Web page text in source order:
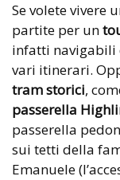
Se volete vivere
partite per un
infatti navigabili
vari itinerari.
tram storici,
passerella
passerella
sui tetti della
Emanuele